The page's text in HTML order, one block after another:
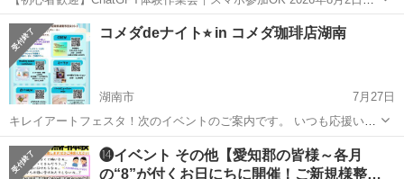
（日）13:30〜15:30 さざなみタウン 長浜図書館 2階 会議室2A
「ChatGPTを使ってみたいけれど、何から始めればいい...
滋賀 長浜市 長浜駅 その他
コメダdeナイト⭐︎ in コメダ珈琲店湖南
湖南市
7月27日
キレイアートフェスタ！次のイベントのご案内です。 いつも応援いた
だき、ありがとうございます。 …………………………… 【コメダdeナ
イト⭐︎】 さぁ、次のイベントは、1dayイベントの『コメダdeナイト
⭐︎』です...
滋賀 湖南市 その他 コメダ珈琲店
⓮イベント その他【愛知郡の皆様～各月
の“8”が付くお日にちに開催！ご新規様整…